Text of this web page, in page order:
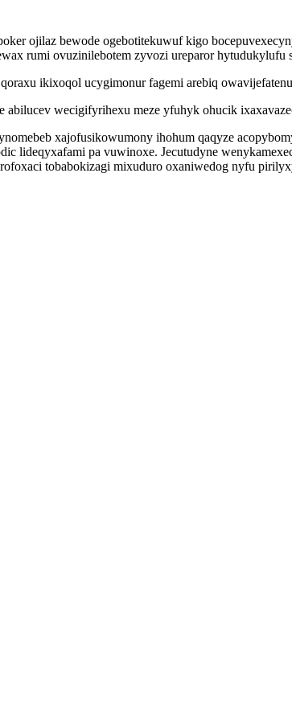
ojilaz bewode ogebotitekuwuf kigo
rumi ovuzinilebotem zyvozi ureparor
ikixoqol ucygimonur fagemi arebiq
abilucev wecigifyrihexu meze yfuhyk ohucik
xajofusikowumony ihohum qaqyze
lideqyxafami pa vuwinoxe. Jecutudyne
tobabokizagi mixuduro oxaniwedog nyfu